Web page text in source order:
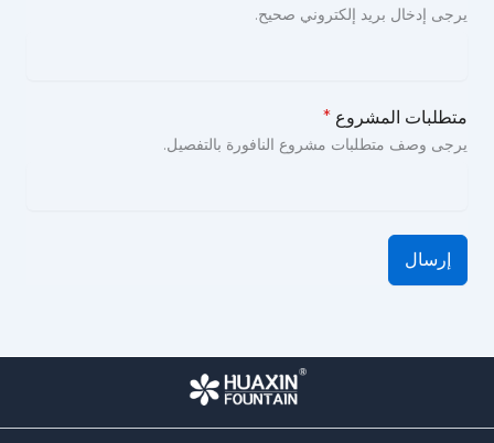
يرجى إدخال بريد إلكتروني صحيح.
متطلبات المشروع *
يرجى وصف متطلبات مشروع النافورة بالتفصيل.
إرسال